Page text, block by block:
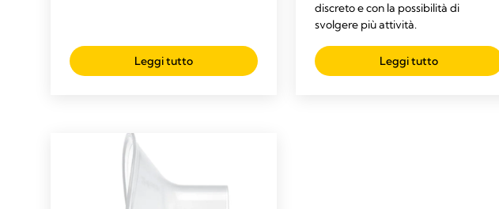
79
recensioni
Leggi tutto
discreto e con la possibilità di
svolgere più attività.
Leggi tutto